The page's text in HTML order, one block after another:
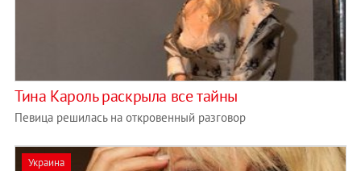
Тина Кароль раскрыла все тайны
Певица решилась на откровенный разговор
Украина